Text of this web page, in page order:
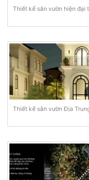
Thiết kế sân vườn hiện đại
Thiết kế sân vườn Địa